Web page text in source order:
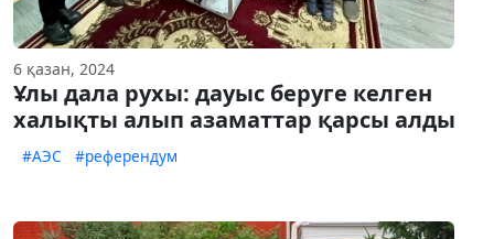
6 қазан, 2024
Ұлы дала рухы: дауыс беруге келген
халықты алып азаматтар қарсы алды
#АЭС #референдум